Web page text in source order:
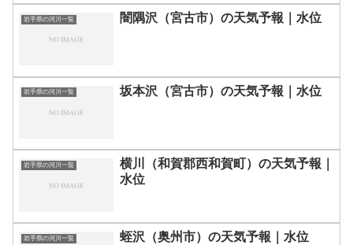
岩手県の河川一覧 闇隅沢（宮古市）の天気予報｜水位
岩手県の河川一覧 坂本沢（宮古市）の天気予報｜水位
岩手県の河川一覧
横川（和賀郡西和賀町）の天気予報｜
水位
岩手県の河川一覧 蛭沢（奥州市）の天気予報｜水位